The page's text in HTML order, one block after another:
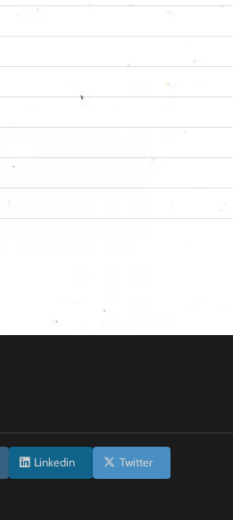
Linkedin Twitter